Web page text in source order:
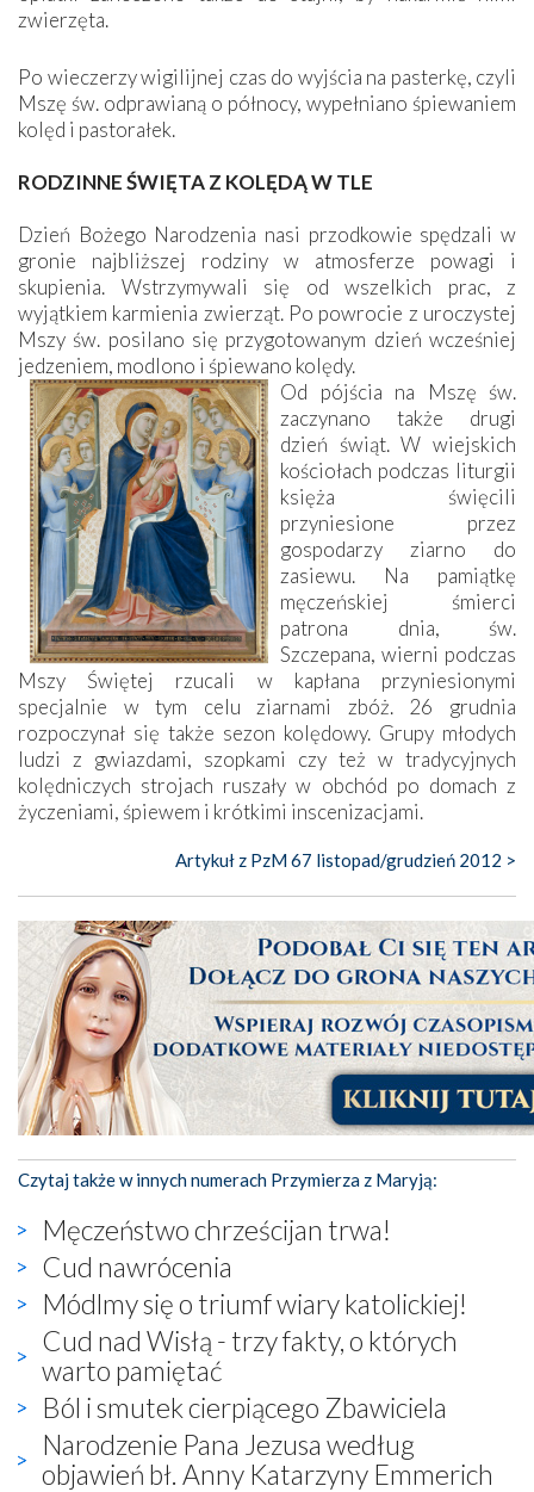
zwierzęta.
Po wieczerzy wigilijnej czas do wyjścia na pasterkę, czyli
Mszę św. odprawianą o północy, wypełniano śpiewaniem
kolęd i pastorałek.
RODZINNE ŚWIĘTA Z KOLĘDĄ W TLE
Dzień Bożego Narodzenia nasi przodkowie spędzali w
gronie najbliższej rodziny w atmosferze powagi i
skupienia. Wstrzymywali się od wszelkich prac, z
wyjątkiem karmienia zwierząt. Po powrocie z uroczystej
Mszy św. posilano się przygotowanym dzień wcześniej
jedzeniem, modlono i śpiewano kolędy.
Od pójścia na Mszę św.
zaczynano także drugi
dzień świąt. W wiejskich
kościołach podczas liturgii
księża święcili
przyniesione przez
gospodarzy ziarno do
zasiewu. Na pamiątkę
męczeńskiej śmierci
patrona dnia, św.
Szczepana, wierni podczas
Mszy Świętej rzucali w kapłana przyniesionymi
specjalnie w tym celu ziarnami zbóż. 26 grudnia
rozpoczynał się także sezon kolędowy. Grupy młodych
ludzi z gwiazdami, szopkami czy też w tradycyjnych
kolędniczych strojach ruszały w obchód po domach z
życzeniami, śpiewem i krótkimi inscenizacjami.
Artykuł z PzM 67 listopad/grudzień 2012 >
Czytaj także w innych numerach Przymierza z Maryją:
Męczeństwo chrześcijan trwa!
Cud nawrócenia
Módlmy się o triumf wiary katolickiej!
Cud nad Wisłą - trzy fakty, o których
warto pamiętać
Ból i smutek cierpiącego Zbawiciela
Narodzenie Pana Jezusa według
objawień bł. Anny Katarzyny Emmerich